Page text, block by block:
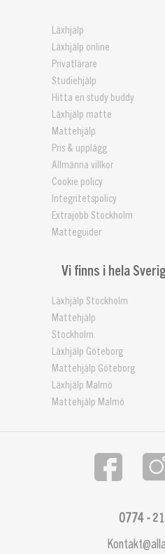
Läxhjälp
Läxhjälp online
Privatlärare
Studiehjälp
Hitta en study buddy
Läxhjälp matte
Mattehjälp
Pris & upplägg
Allmänna villkor
Cookie policy
Integritetspolicy
Extrajobb Stockholm
Matteguider
Vi finns i hela
Läxhjälp Stockholm
Mattehjälp
Stockholm
Läxhjälp Göteborg
Mattehjälp Göteborg
Läxhjälp Malmö
Mattehjälp Malmö
0774 -